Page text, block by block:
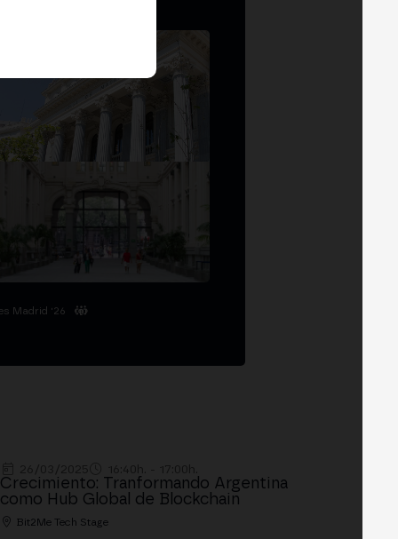
Madrid '26
Crecimiento: Tranformando Argentina
como Hub Global de Blockchain
Bit2Me Tech Stage